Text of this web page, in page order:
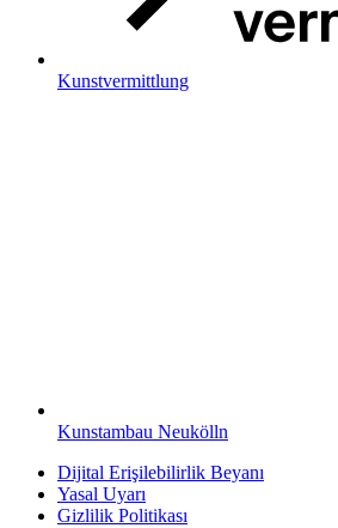
Kunstvermittlung
Kunstambau Neukölln
Dijital Erişilebilirlik Beyanı
Yasal Uyarı
Gizlilik Politikası